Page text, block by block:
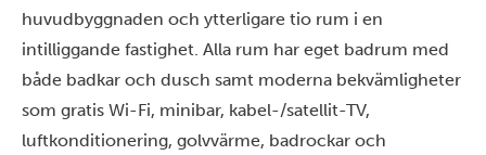
huvudbyggnaden och ytterligare tio rum i en
intilliggande fastighet. Alla rum har eget badrum med
både badkar och dusch samt moderna bekvämligheter
som gratis Wi-Fi, minibar, kabel-/satellit-TV,
luftkonditionering, golvvärme, badrockar och